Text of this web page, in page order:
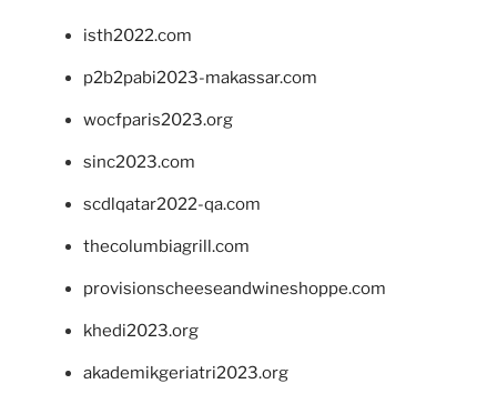
isth2022.com
p2b2pabi2023-makassar.com
wocfparis2023.org
sinc2023.com
scdlqatar2022-qa.com
thecolumbiagrill.com
provisionscheeseandwineshoppe.com
khedi2023.org
akademikgeriatri2023.org